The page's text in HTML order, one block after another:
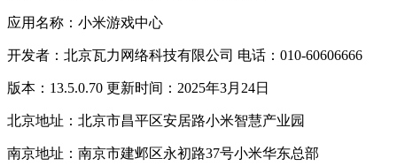
应用名称：小米游戏中心
开发者：北京瓦力网络科技有限公司 电话：010-60606666
版本：13.5.0.70 更新时间：2025年3月24日
北京地址：北京市昌平区安居路小米智慧产业园
南京地址：南京市建邺区永初路37号小米华东总部